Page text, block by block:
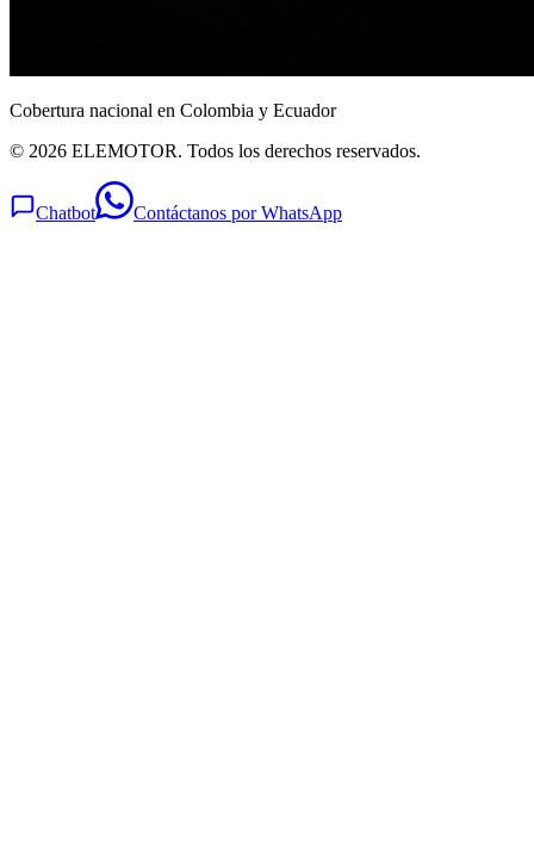
Cobertura nacional en Colombia y Ecuador
© 2026 ELEMOTOR. Todos los derechos reservados.
Chatbot Contáctanos por WhatsApp